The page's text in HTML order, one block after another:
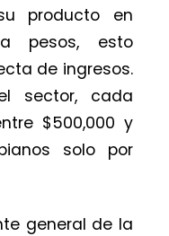
producto en
pesos, esto
de ingresos.
sector, cada
$500,000 y
solo por
general de la